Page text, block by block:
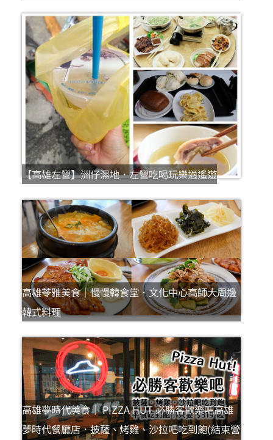
【高雄左營】洲仔濕地．左營吃喝玩樂逍遙遊
高雄苓雅美食｜慢慢韓食堂．文化中心高師大周邊
韓式料理
高雄夢時代美食｜ PIZZA HUT 必勝客歡樂吧高雄
夢時代餐廳店．披薩、烤雞、沙拉吧吃到飽(結束營